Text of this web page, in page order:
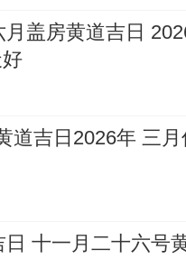
立券、移徙，入宅等
性的吉日！
、行丧、开生坟.
是黄道吉神，能化
凶；但仍在可选之
与深厚的潜力！
化，教育、艺术，
月盖房黄道吉日
道吉日2026年 三
十一月二十六号